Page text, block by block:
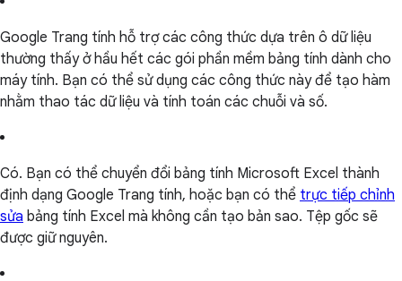
Google Trang tính hỗ trợ các công thức dựa trên ô dữ liệu
thường thấy ở hầu hết các gói phần mềm bảng tính dành cho
máy tính. Bạn có thể sử dụng các công thức này để tạo hàm
nhằm thao tác dữ liệu và tính toán các chuỗi và số.
Có. Bạn có thể chuyển đổi bảng tính Microsoft Excel thành
định dạng Google Trang tính, hoặc bạn có thể trực tiếp chỉnh
sửa bảng tính Excel mà không cần tạo bản sao. Tệp gốc sẽ
được giữ nguyên.